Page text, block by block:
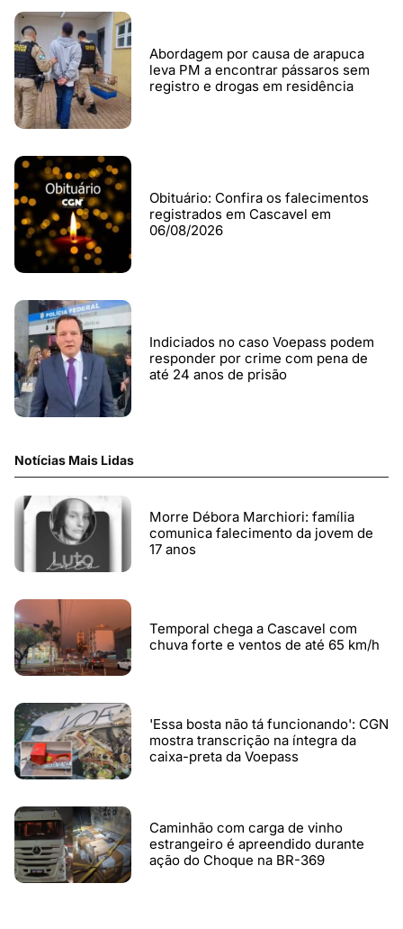
Abordagem por causa de arapuca
leva PM a encontrar pássaros sem
registro e drogas em residência
Obituário: Confira os falecimentos
registrados em Cascavel em
06/08/2026
Indiciados no caso Voepass podem
responder por crime com pena de
até 24 anos de prisão
Notícias Mais Lidas
Morre Débora Marchiori: família
comunica falecimento da jovem de
17 anos
Temporal chega a Cascavel com
chuva forte e ventos de até 65 km/h
'Essa bosta não tá funcionando': CGN
mostra transcrição na íntegra da
caixa-preta da Voepass
Caminhão com carga de vinho
estrangeiro é apreendido durante
ação do Choque na BR-369